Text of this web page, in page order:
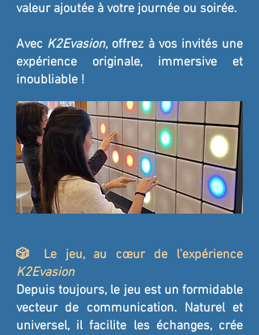
valeur ajoutée à votre journée ou soirée.
Avec K2Evasion, offrez à vos invités une
expérience originale, immersive et
inoubliable !
🎲 Le jeu, au cœur de l’expérience
K2Evasion
Depuis toujours, le jeu est un formidable
vecteur de communication. Naturel et
universel, il facilite les échanges, crée